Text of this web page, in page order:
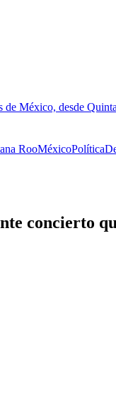
de México, desde
RooMéxicoPolítica
concierto